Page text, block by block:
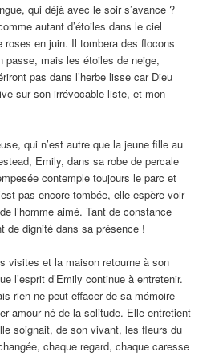
qui déjà avec le soir s’avance ?
autant d’étoiles dans le ciel
roses en juin. Il tombera des flocons
passe, mais les étoiles de neige,
pas dans l’herbe lisse car Dieu
sur son irrévocable liste, et mon
qui n’est autre que la jeune fille au
Emily, dans sa robe de percale
contemple toujours le parc et
pas encore tombée, elle espère voir
l’homme aimé. Tant de constance
de dignité dans sa présence !
visites et la maison retourne à son
l’esprit d’Emily continue à entretenir.
rien ne peut effacer de sa mémoire
amour né de la solitude. Elle entretient
soignait, de son vivant, les fleurs du
chaque regard, chaque caresse